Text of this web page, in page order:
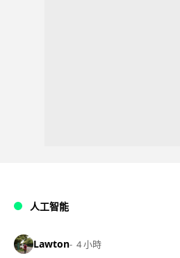
人工智能
Lawton 4 小時